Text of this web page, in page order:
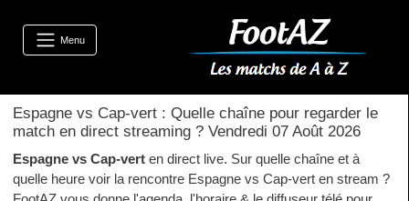
Espagne vs Cap-vert : Quelle chaîne pour regarder le
match en direct streaming ? Vendredi 07 Août 2026
Espagne vs Cap-vert en direct live. Sur quelle chaîne et à
quelle heure voir la rencontre Espagne vs Cap-vert en stream ?
Menu